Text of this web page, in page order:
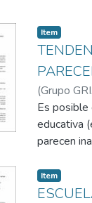
Item
(Grupo
Es posible
educativa
parecen
que una
forma
Item